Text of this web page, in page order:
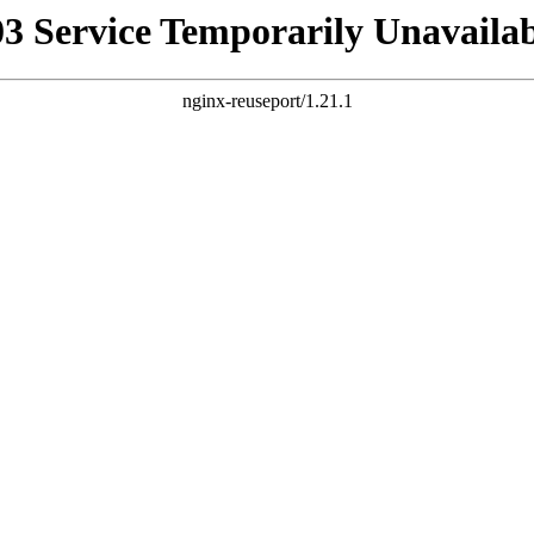
Service Temporarily
nginx-reuseport/1.21.1